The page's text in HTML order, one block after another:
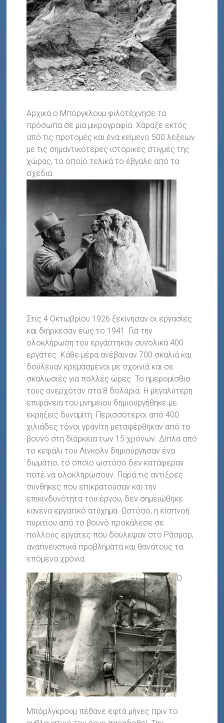
Αρχικά ο Μπόργκλουμ φιλοτέχνησε τα
πρόσωπα σε μια μικρογραφία. Χάραξε εκτός
από τις προτομές και ένα κείμενο 500 λέξεων
με τις σημαντικότερες ιστορικές στιγμές της
χώρας, το οποίο τελικά το έβγαλε από τα
σχέδια.
Στις 4 Οκτωβρίου 1926 ξεκίνησαν οι εργασίες
και διήρκεσαν έως το 1941. Για την
ολοκλήρωση του εργάστηκαν συνολικά 400
εργάτες. Κάθε μέρα ανέβαιναν 700 σκαλιά και
δούλευαν κρεμασμένοι με σχοινιά και σε
σκαλωσιές για πολλές ώρες. Το ημερομίσθιο
τους ανερχόταν στα 8 δολάρια. Η μεγαλύτερη
επιφάνεια του μνημείου δημιουργήθηκε με
εκρήξεις δυναμίτη. Περισσότεροι από 400
χιλιάδες τόνοι γρανίτη μεταφέρθηκαν από το
βουνό στη διάρκεια των 15 χρόνων. Δίπλα από
το κεφάλι του Λίνκολν δημιούργησαν ένα
δωμάτιο, το οποίο ωστόσο δεν κατάφεραν
ποτέ να ολοκληρώσουν. Παρά τις αντίξοες
συνθήκες που επικρατούσαν και την
επικινδυνότητα του έργου, δεν σημειώθηκε
κανένα εργατικό ατύχημα. Ωστόσο, η εισπνοή
πυριτίου από το βουνό προκάλεσε σε
πολλούς εργάτες που δούλεψαν στο Ράσμορ,
αναπνευστικά προβλήματα και θανάτους τα
επόμενα χρόνια.
Ο
Μπόρλγκρουμ πέθανε εφτά μήνες πριν το